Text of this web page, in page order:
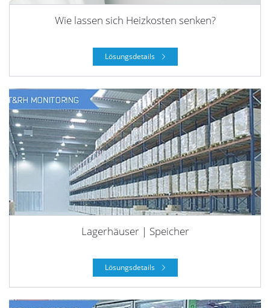
Wie lassen sich Heizkosten senken?
Lösungsdetails
Lagerhäuser | Speicher
Lösungsdetails